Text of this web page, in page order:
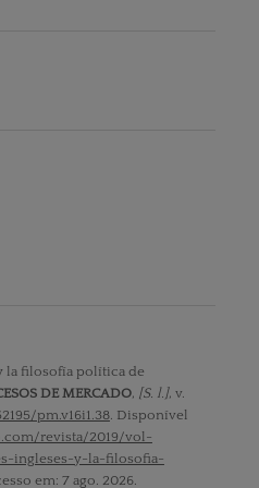
la filosofía política de
DE MERCADO, [S. l.], v.
pm.v16i1.38. Disponível
revista/2019/vol-
ingleses-y-la-filosofia-
em: 7 ago. 2026.